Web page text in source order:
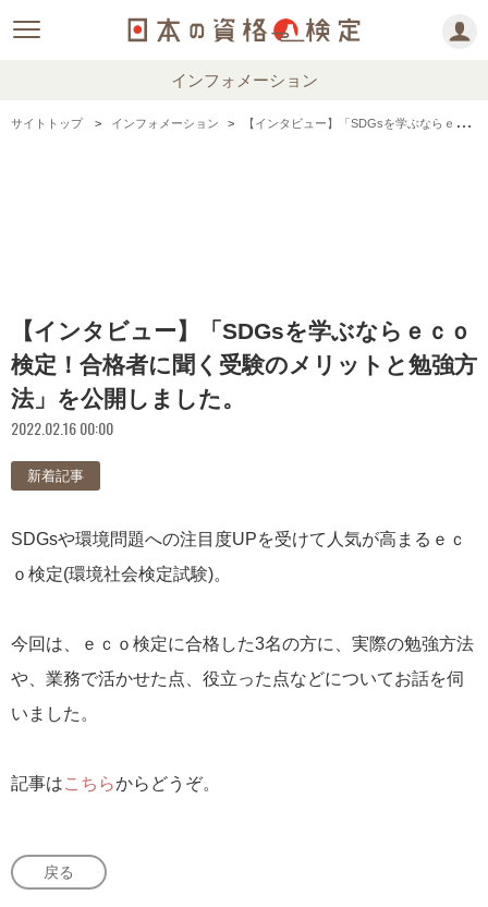
インフォメーション
サイトトップ インフォメーション 【インタビュー】「SDGsを学ぶならｅｃｏ検定！合格者に聞く受験のメリットと勉強方法」を公開しました。
【インタビュー】「SDGsを学ぶならｅｃｏ
検定！合格者に聞く受験のメリットと勉強方
法」を公開しました。
2022.02.16 00:00
新着記事
SDGsや環境問題への注目度UPを受けて人気が高まるｅｃ
ｏ検定(環境社会検定試験)。
今回は、ｅｃｏ検定に合格した3名の方に、実際の勉強方法
や、業務で活かせた点、役立った点などについてお話を伺
いました。
記事はこちらからどうぞ。
戻る